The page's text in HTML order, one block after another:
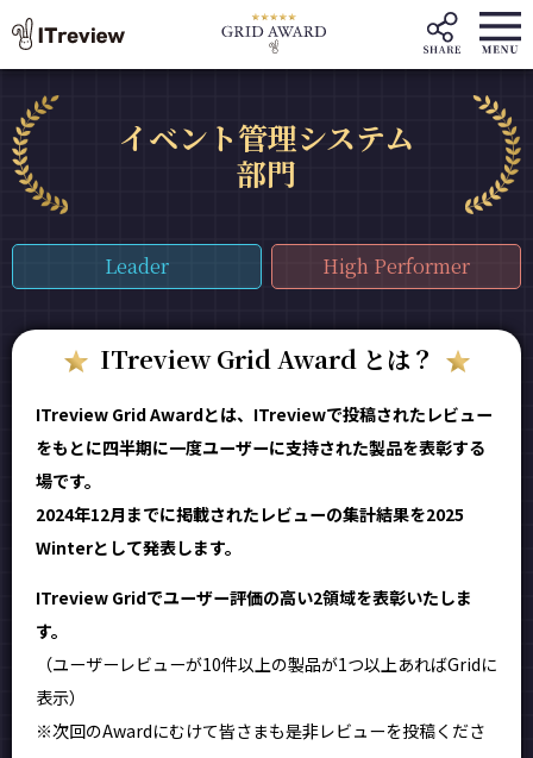
イベント管理システム
部門
Leader High Performer
ITreview Grid Award とは？
ITreview Grid Awardとは、ITreviewで投稿されたレビュー
をもとに四半期に一度ユーザーに支持された製品を表彰する
場です。
2024年12月までに掲載されたレビューの集計結果を2025
Winterとして発表します。
ITreview Gridでユーザー評価の高い2領域を表彰いたしま
す。
（ユーザーレビューが10件以上の製品が1つ以上あればGridに
表示）
※次回のAwardにむけて皆さまも是非レビューを投稿くださ